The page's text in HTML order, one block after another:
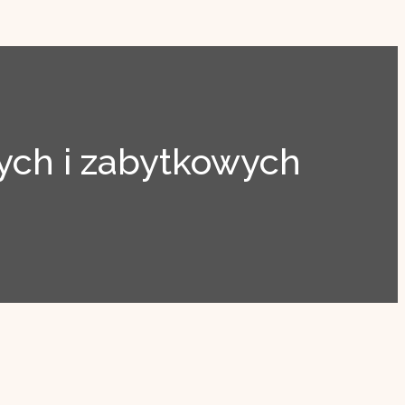
i zabytkowych